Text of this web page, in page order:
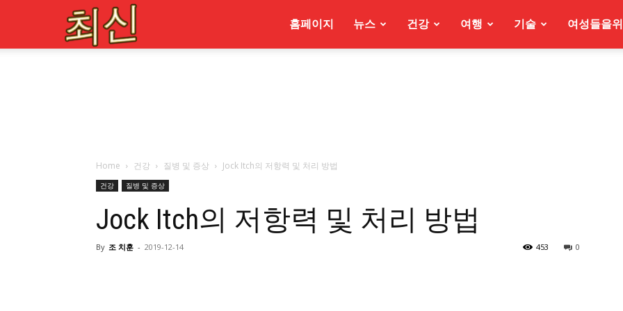
홈페이지 뉴스 건강 여행 기술 여성들을
Home 건강 질병 및 증상 Jock Itch의 저항력 및 처리 방법
건강 질병 및 증상
Jock Itch의 저항력 및 처리 방법
By 조 치훈 - 2019-12-14 0
453